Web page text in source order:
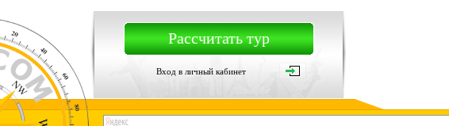
Рассчитать тур
Вход в личный кабинет